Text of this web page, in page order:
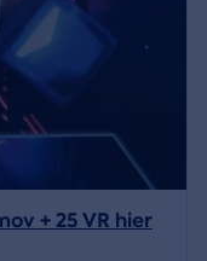
+ 25 VR hier